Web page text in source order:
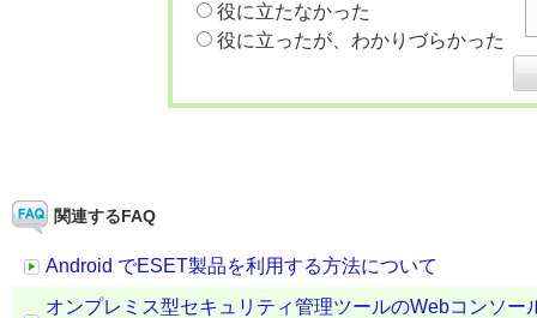
役に立たなかった
役に立ったが、わかりづらかった
関連するFAQ
Android でESET製品を利用する方法について
オンプレミス型セキュリティ管理ツールのWebコンソ